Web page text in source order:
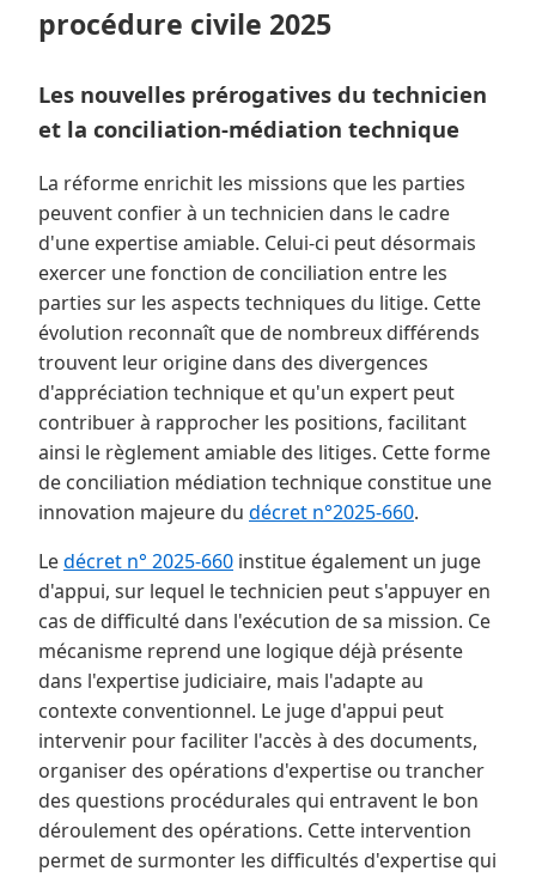
procédure civile 2025
Les nouvelles prérogatives du technicien
et la conciliation-médiation technique
La réforme enrichit les missions que les parties
peuvent confier à un technicien dans le cadre
d'une expertise amiable. Celui-ci peut désormais
exercer une fonction de conciliation entre les
parties sur les aspects techniques du litige. Cette
évolution reconnaît que de nombreux différends
trouvent leur origine dans des divergences
d'appréciation technique et qu'un expert peut
contribuer à rapprocher les positions, facilitant
ainsi le règlement amiable des litiges. Cette forme
de conciliation médiation technique constitue une
innovation majeure du décret n°2025-660.
Ledécret n° 2025-660 institue également un juge
d'appui, sur lequel le technicien peut s'appuyer en
cas de difficulté dans l'exécution de sa mission. Ce
mécanisme reprend une logique déjà présente
dans l'expertise judiciaire, mais l'adapte au
contexte conventionnel. Le juge d'appui peut
intervenir pour faciliter l'accès à des documents,
organiser des opérations d'expertise ou trancher
des questions procédurales qui entravent le bon
déroulement des opérations. Cette intervention
permet de surmonter les difficultés d'expertise qui